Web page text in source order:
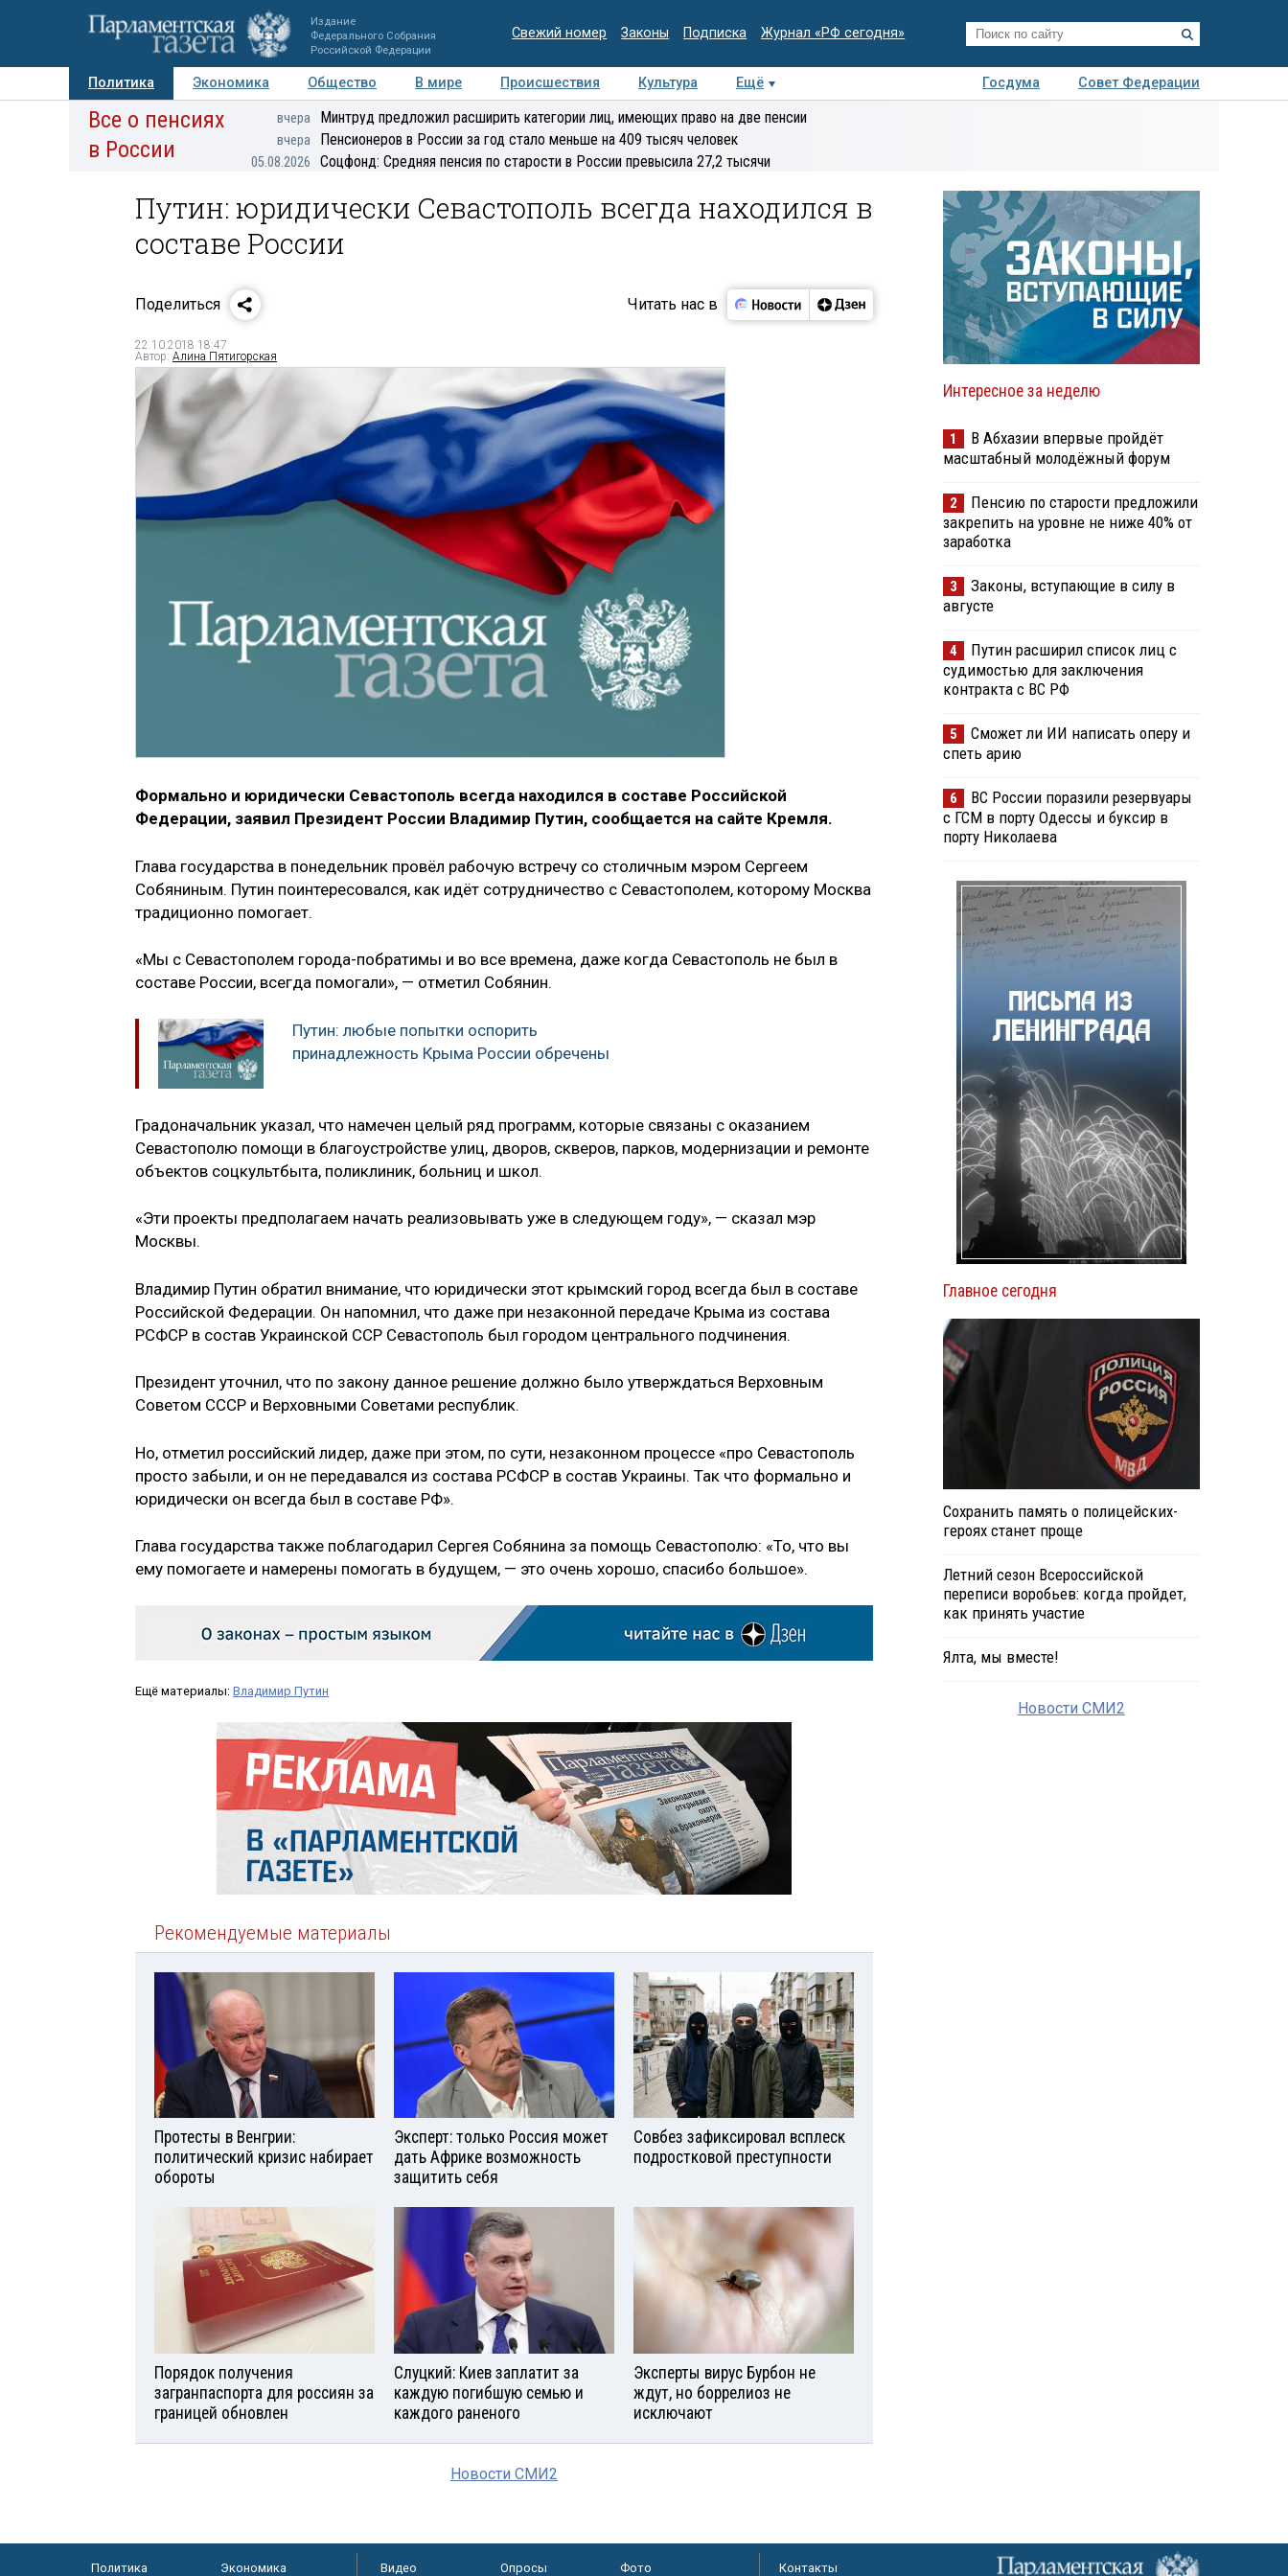
Издание
Федерального Собрания
Российской Федерации
Свежий номер Законы Подписка Журнал «РФ сегодня»
Политика Экономика Общество В мире Происшествия Культура Ещё Госдума
Совет Федерации
Авторы Персоны Мнения Регионы Медиацентр Интервью Колумнисты
Деловая
Все о пенсиях
в России
вчера Минтруд предложил расширить категории лиц, имеющих право на две пенсии
вчера Пенсионеров в России за год стало меньше на 409 тысяч человек
05.08.2026 Соцфонд: Средняя пенсия по старости в России превысила 27,2 тысячи
Путин: юридически Севастополь всегда находился в
составе России
Поделиться Читать нас в
22.10.2018 18:47
Автор: Алина Пятигорская
Формально и юридически Севастополь всегда находился в составе Российской
Федерации, заявил Президент России Владимир Путин, сообщается на сайте Кремля.
Глава государства в понедельник провёл рабочую встречу со столичным мэром Сергеем
Собяниным. Путин поинтересовался, как идёт сотрудничество с Севастополем, которому Москва
традиционно помогает.
«Мы с Севастополем города-побратимы и во все времена, даже когда Севастополь не был в
составе России, всегда помогали», — отметил Собянин.
Путин: любые попытки оспорить
принадлежность Крыма России обречены
Градоначальник указал, что намечен целый ряд программ, которые связаны с оказанием
Севастополю помощи в благоустройстве улиц, дворов, скверов, парков, модернизации и ремонте
объектов соцкультбыта, поликлиник, больниц и школ.
«Эти проекты предполагаем начать реализовывать уже в следующем году», — сказал мэр
Москвы.
Владимир Путин обратил внимание, что юридически этот крымский город всегда был в составе
Российской Федерации. Он напомнил, что даже при незаконной передаче Крыма из состава
РСФСР в состав Украинской ССР Севастополь был городом центрального подчинения.
Президент уточнил, что по закону данное решение должно было утверждаться Верховным
Советом СССР и Верховными Советами республик.
Но, отметил российский лидер, даже при этом, по сути, незаконном процессе «про Севастополь
просто забыли, и он не передавался из состава РСФСР в состав Украины. Так что формально и
юридически он всегда был в составе РФ».
Глава государства также поблагодарил Сергея Собянина за помощь Севастополю: «То, что вы
ему помогаете и намерены помогать в будущем, — это очень хорошо, спасибо большое».
Ещё материалы: Владимир Путин
Рекомендуемые материалы
Протесты в Венгрии:
политический кризис набирает
обороты
Эксперт: только Россия может
дать Африке возможность
защитить себя
Совбез зафиксировал всплеск
подростковой преступности
Порядок получения
загранпаспорта для россиян за
границей обновлен
Слуцкий: Киев заплатит за
каждую погибшую семью и
каждого раненого
Эксперты вирус Бурбон не
ждут, но боррелиоз не
исключают
Новости СМИ2
Интересное за неделю
1
В Абхазии впервые пройдёт
масштабный молодёжный форум
2
Пенсию по старости предложили
закрепить на уровне не ниже 40% от
заработка
3
Законы, вступающие в силу в
августе
4
Путин расширил список лиц с
судимостью для заключения
контракта с ВС РФ
5
Сможет ли ИИ написать оперу и
спеть арию
6
ВС России поразили резервуары
с ГСМ в порту Одессы и буксир в
порту Николаева
Главное сегодня
Сохранить память о полицейских-
героях станет проще
Летний сезон Всероссийской
переписи воробьев: когда пройдет,
как принять участие
Ялта, мы вместе!
Новости СМИ2
Политика Экономика Видео Опросы Фото Контакты